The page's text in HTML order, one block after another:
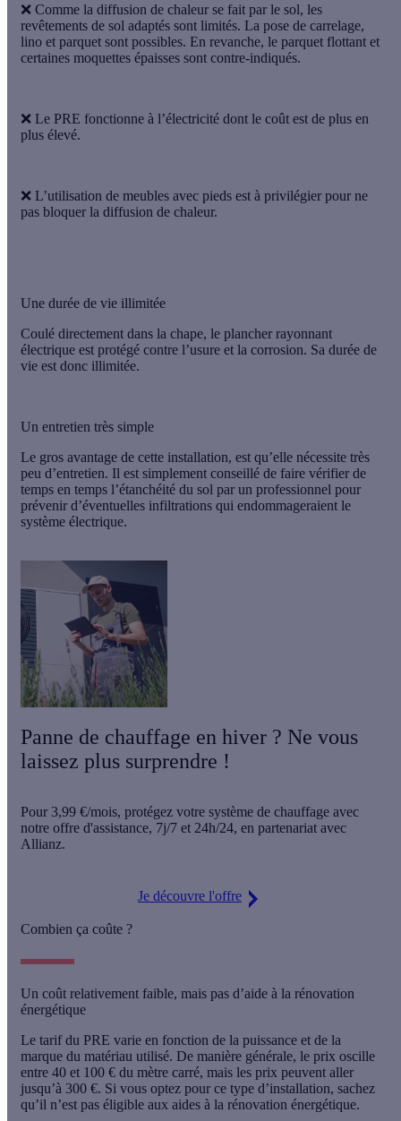
❌ Comme la diffusion de chaleur se fait par le sol, les
revêtements de sol adaptés sont limités. La pose de carrelage,
lino et parquet sont possibles. En revanche, le parquet flottant et
certaines moquettes épaisses sont contre-indiqués.
❌ Le PRE fonctionne à l’électricité dont le coût est de plus en
plus élevé.
❌ L’utilisation de meubles avec pieds est à privilégier pour ne
pas bloquer la diffusion de chaleur.
Une durée de vie illimitée
Coulé directement dans la chape, le plancher rayonnant
électrique est protégé contre l’usure et la corrosion. Sa durée de
vie est donc illimitée.
Un entretien très simple
Le gros avantage de cette installation, est qu’elle nécessite très
peu d’entretien. Il est simplement conseillé de faire vérifier de
temps en temps l’étanchéité du sol par un professionnel pour
prévenir d’éventuelles infiltrations qui endommageraient le
système électrique.
Panne de chauffage en hiver ? Ne vous
laissez plus surprendre !
Pour 3,99 €/mois, protégez votre système de chauffage avec
notre offre d'assistance, 7j/7 et 24h/24, en partenariat avec
Allianz.
Je découvre l'offre
Combien ça coûte ?
Un coût relativement faible, mais pas d’aide à la rénovation
énergétique
Le tarif du PRE varie en fonction de la puissance et de la
marque du matériau utilisé. De manière générale, le prix oscille
entre 40 et 100 € du mètre carré, mais les prix peuvent aller
jusqu’à 300 €. Si vous optez pour ce type d’installation, sachez
qu’il n’est pas éligible aux aides à la rénovation énergétique.